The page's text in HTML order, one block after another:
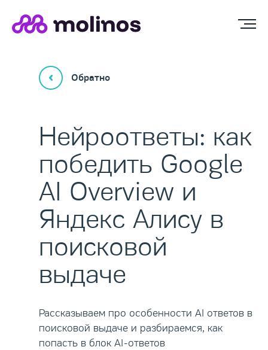
Обратно
Нейроответы: как
победить Google
AI Overview и
Яндекс Алису в
поисковой
выдаче
Рассказываем про особенности AI ответов в
поисковой выдаче и разбираемся, как
попасть в блок AI-ответов